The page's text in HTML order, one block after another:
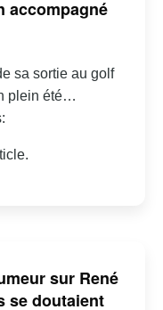
accompagné
sa sortie au golf
plein été…
sur René
se doutaient